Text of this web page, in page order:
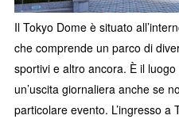
Il Tokyo Dome è situato
che comprende un parco di
sportivi e altro ancora. È il
un’uscita giornaliera anche se
particolare evento. L’ingresso